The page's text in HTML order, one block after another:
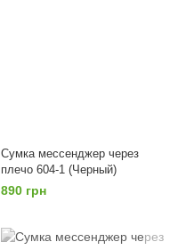
Сумка мессенджер через
плечо 604-1 (Черный)
890 грн